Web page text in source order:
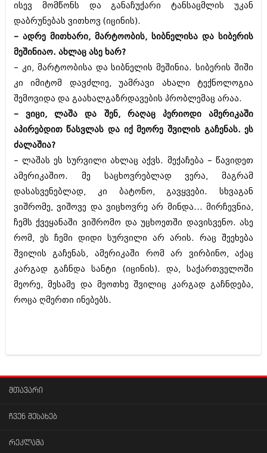
ისევ მომწონს და განაჩუქარი ტანსაცმლის უკან
დაბრუნებას ვითხოვ (იცინის).
– ადრე მითხარი, მარტოობის, სიბნელისა და სიბერის
მეშინიაო. ახლაც ასე ხარ?
– კი, მარტოობისა და სიბნელის მეშინია. სიბერის შიში
კი იმიტომ დავძლიე, უამრავი ახალი ტექნოლოგია
შემოვიდა და გაახალგაზრდავების პრობლემაც არაა.
– ვიცი, ლაშა და შენ, რაღაც პერიოდი ამერიკაში
აპირებდით წასვლას და იქ მეორე შვილის გაჩენას. ეს
ძალაშია?
– ლაშას ეს სურვილი ახლაც აქვს. მექაჩება – წავიდეთ
ამერიკაშიო. მე საცხოვრებლად ვერა, მაგრამ
დასასვენებლად, კი ბატონო, გავყვები. სხვაგან
ვიშრომე, ვიშოვე და ვიცხოვრე არ მინდა... მირჩევნია,
ჩემს ქვეყანაში ვიშრომო და უცხოეთში დავისვენო. ასე
რომ, ეს ჩემი დიდი სურვილი არ არის. რაც შეეხება
შვილის გაჩენას, ამერიკაში რომ არ ვირბინო, აქაც
კარგად გაჩნდა სანტი (იცინის). და, საქართველოში
მეორე, მესამე და მეოთხე შვილიც კარგად გაჩნდება,
როცა ღმერთი ინებებს.
მთავარი
ჩვენ შესახებ
რეკლამა